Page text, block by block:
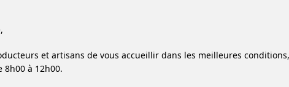
et artisans de vous accueillir dans les meilleures
à 12h00.